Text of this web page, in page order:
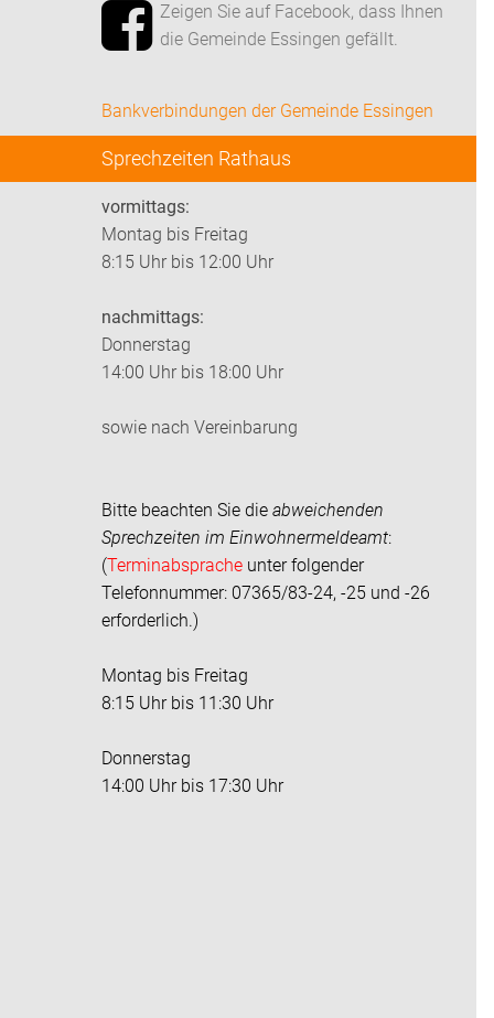
Zeigen Sie auf Facebook, dass Ihnen
die Gemeinde Essingen gefällt.
Bankverbindungen der Gemeinde Essingen
Sprechzeiten Rathaus
vormittags:
Montag bis Freitag
8:15 Uhr bis 12:00 Uhr
nachmittags:
Donnerstag
14:00 Uhr bis 18:00 Uhr
sowie nach Vereinbarung
Bitte beachten Sie die abweichenden
Sprechzeiten im Einwohnermeldeamt:
(Terminabsprache unter folgender
Telefonnummer: 07365/83-24, -25 und -26
erforderlich.)
Montag bis Freitag
8:15 Uhr bis 11:30 Uhr
Donnerstag
14:00 Uhr bis 17:30 Uhr